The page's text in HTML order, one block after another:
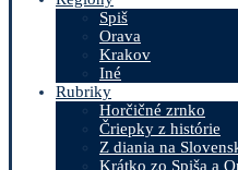
Spiš
Orava
Krakov
Iné
Rubriky
Horčičné zrnko
Čriepky z histórie
Z diania na
Krátko zo Spiša a